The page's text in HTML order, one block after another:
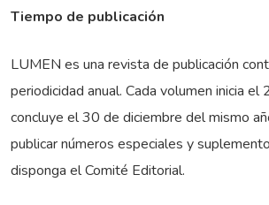
Tiempo de publicación
LUMEN es una revista de publicación
periodicidad anual. Cada volumen inicia el
concluye el 30 de diciembre del mismo
publicar números especiales y
disponga el Comité Editorial.